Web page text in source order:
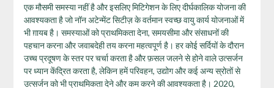
एक मौसमी समस्या नहीं है और इसलिए मिटिगेशन के लिए दीर्घकालिक योजना की
आवश्यकता है जो नॉन अटेन्मेंट सिटीज़ के वर्तमान स्वच्छ वायु कार्य योजनाओं में
भी ग़ायब है। समस्याओं को प्राथमिकता देना, समयसीमा और संसाधनों की
पहचान करना और जवाबदेही तय करना महत्वपूर्ण है। हर कोई सर्दियों के दौरान
उच्च प्रदूषण के स्तर पर चर्चा करता है और फ़सल जलने से होने वाले उत्सर्जन
पर ध्यान केंद्रित करता है, लेकिन हमें परिवहन, उद्योग और कई अन्य स्रोतों से
उत्सर्जन को भी प्राथमिकता देने और कम करने की आवश्यकता है। 2020,